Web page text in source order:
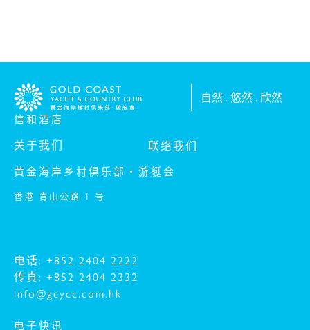
自然 . 悠然 . 欣然
信和酒店
关于我们 联络我们
黄金海岸乡村俱乐部‧游艇会
香港 青山公路 1 号
电话: +852 2404 2222
传真: +852 2404 2332
info@gcycc.com.hk
电子快讯